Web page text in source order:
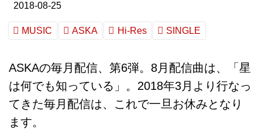
2018-08-25
MUSIC ASKA Hi-Res SINGLE
ASKAの毎月配信、第6弾。8月配信曲は、「星
は何でも知っている」。2018年3月より行なっ
てきた毎月配信は、これで一旦お休みとなり
ます。